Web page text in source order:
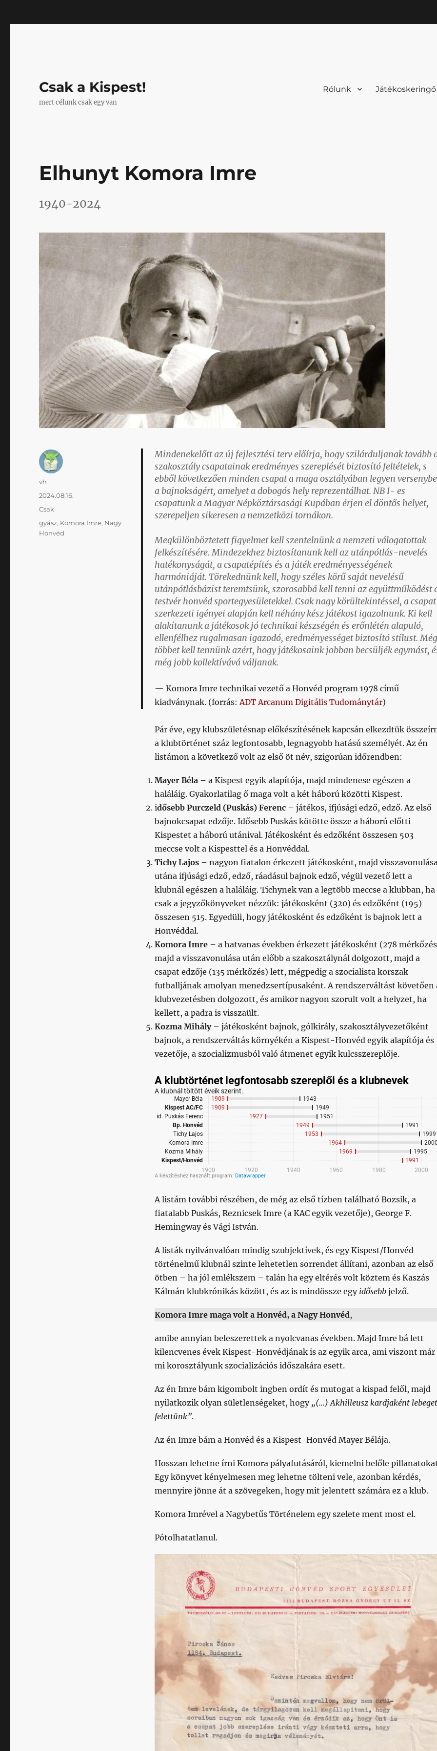
Csak a Kispest!
mert célunk csak egy van
Rólunk Játékoskeringő
Elhunyt Komora Imre
1940-2024
Mindenekelőtt az új fejlesztési terv előírja, hogy szilárduljanak tovább
szakosztály csapatainak eredményes szereplését biztosító feltételek, s
ebből következően minden csapat a maga osztályában legyen
a bajnokságért, amelyet a dobogós hely reprezentálhat. NB I- es
csapatunk a Magyar Népköztársasági Kupában érjen el döntős helyet,
szerepeljen sikeresen a nemzetközi tornákon.
Megkülönböztetett figyelmet kell szentelnünk a nemzeti válogatottak
felkészítésére. Mindezekhez biztosítanunk kell az utánpótlás-nevelés
hatékonyságát, a csapatépítés és a játék eredményességének
harmóniáját. Törekednünk kell, hogy széles körű saját nevelésű
utánpótlásbázist teremtsünk, szorosabbá kell tenni az együttműködést
testvér honvéd sportegyesületekkel. Csak nagy körültekintéssel, a csapat
szerkezeti igényei alapján kell néhány kész játékost igazolnunk. Ki kell
alakítanunk a játékosok jó technikai készségén és erőnlétén alapuló,
ellenfélhez rugalmasan igazodó, eredményességet biztosító stílust. Még
többet kell tennünk azért, hogy játékosaink jobban becsüljék egymást,
még jobb kollektívává váljanak.
Komora Imre technikai vezető a Honvéd program 1978 című
kiadványnak. (forrás: ADT Arcanum Digitális Tudománytár)
Pár éve, egy klubszületésnap előkészítésének kapcsán elkezdtük
a klubtörténet száz legfontosabb, legnagyobb hatású személyét. Az én
listámon a következő volt az első öt név, szigorúan időrendben:
Mayer Béla – a Kispest egyik alapítója, majd mindenese egészen a
haláláig. Gyakorlatilag ő maga volt a két háború közötti Kispest.
idősebb Purczeld (Puskás) Ferenc– játékos, ifjúsági edző, edző. Az első
bajnokcsapat edzője. Idősebb Puskás kötötte össze a háború előtti
Kispestet a háború utánival. Játékosként és edzőként összesen 503
meccse volt a Kispesttel és a Honvéddal.
Tichy Lajos– nagyon fiatalon érkezett játékosként, majd
utána ifjúsági edző, edző, ráadásul bajnok edző, végül vezető lett a
klubnál egészen a haláláig. Tichynek van a legtöbb meccse a klubban, ha
csak a jegyzőkönyveket nézzük: játékosként (320) és edzőként (195)
összesen 515. Egyedüli, hogy játékosként és edzőként is bajnok lett a
Honvéddal.
Komora Imre– a hatvanas években érkezett játékosként (278
majd a visszavonulása után előbb a szakosztálynál dolgozott, majd a
csapat edzője (135 mérkőzés) lett, mégpedig a szocialista korszak
futballjának amolyan menedzsertípusaként. A rendszerváltást követően
klubvezetésben dolgozott, és amikor nagyon szorult volt a helyzet, ha
kellett, a padra is visszaült.
Kozma Mihály– játékosként bajnok, gólkirály, szakosztályvezetőként
bajnok, a rendszerváltás környékén a Kispest-Honvéd egyik alapítója és
vezetője, a szocializmusból való átmenet egyik kulcsszereplője.
A listám további részében, de még az első tízben található Bozsik, a
fiatalabb Puskás, Reznicsek Imre (a KAC egyik vezetője), George F.
Hemingway és Vági István.
A listák nyilvánvalóan mindig szubjektívek, és egy Kispest/Honvéd
történelmű klubnál szinte lehetetlen sorrendet állítani, azonban az első
ötben – ha jól emlékszem – talán ha egy eltérés volt köztem és Kaszás
Kálmán klubkrónikás között, és az is mindössze egy idősebbjelző.
Komora Imre maga volt a Honvéd, a Nagy Honvéd,
amibe annyian beleszerettek a nyolcvanas években. Majd Imre bá lett
kilencvenes évek Kispest-Honvédjának is az egyik arca, ami viszont már
mi korosztályunk szocializációs időszakára esett.
Az én Imre bám kigombolt ingben ordít és mutogat a kispad felől, majd
nyilatkozik olyan sületlenségeket, hogy „(...) Akhilleusz kardjaként
felettünk”.
Az én Imre bám a Honvéd és a Kispest-Honvéd Mayer Bélája.
Hosszan lehetne írni Komora pályafutásáról, kiemelni belőle
Egy könyvet kényelmesen meg lehetne tölteni vele, azonban kérdés,
mennyire jönne át a szövegeken, hogy mit jelentett számára ez a klub.
Komora Imrével a Nagybetűs Történelem egy szelete ment most el.
Pótolhatatlanul.
Szerző
vh
Közzétéve
2024.08.16.
Kategória
Csak
Címke
gyász, Komora Imre, Nagy
Honvéd